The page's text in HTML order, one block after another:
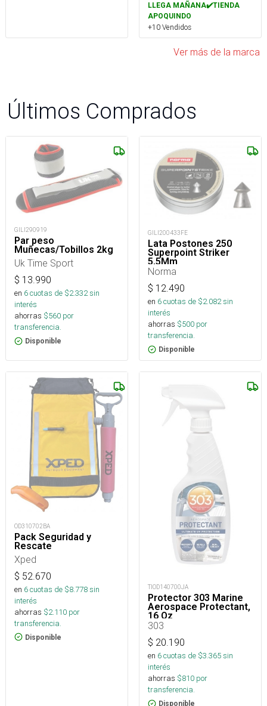
LLEGA MAÑANA✔️TIENDA
APOQUINDO
+10 Vendidos
Ver más de la marca
Últimos Comprados
GILI290919
Par peso
Muñecas/Tobillos 2kg
Uk Time Sport
$ 13.990
en 6cuotas de $2.332sin
interés
ahorras $560 por
transferencia.
Disponible
GILI200433FE
Lata Postones 250
Superpoint Striker
5,5Mm
Norma
$ 12.490
en 6cuotas de $2.082sin
interés
ahorras $500 por
transferencia.
Disponible
OD310702BA
Pack Seguridad y
Rescate
Xped
$ 52.670
en 6cuotas de $8.778sin
interés
ahorras $2.110 por
transferencia.
Disponible
TIOD140700JA
Protector 303 Marine
Aerospace Protectant,
16 Oz
303
$ 20.190
en 6cuotas de $3.365sin
interés
ahorras $810 por
transferencia.
Disponible